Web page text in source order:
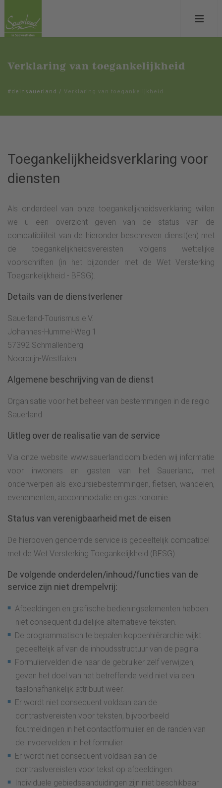
Verklaring van toegankelijkheid
#deinsauerland / Verklaring van toegankelijkheid
Toegankelijkheidsverklaring voor
diensten
Als onderdeel van onze toegankelijkheidsverklaring willen
we u een overzicht geven van de status van de
compatibiliteit van de hieronder beschreven dienst(en) met
de toegankelijkheidsvereisten volgens wettelijke
voorschriften (in het bijzonder met de Wet Versterking
Toegankelijkheid - BFSG).
Details van de dienstverlener
Sauerland-Tourismus e.V.
Johannes-Hummel-Weg 1
57392 Schmallenberg
Noordrijn-Westfalen
Algemene beschrijving van de dienst
Organisatie voor het beheer van bestemmingen in de regio
Sauerland
Uitleg over de realisatie van de service
Via onze website www.sauerland.com bieden wij informatie
voor inwoners en gasten van het Sauerland, met
onderwerpen als excursiebestemmingen, fietsen, wandelen,
evenementen, accommodatie en gastronomie.
Status van verenigbaarheid met de eisen
De hierboven genoemde service is gedeeltelijk compatibel
met de Wet Versterking Toegankelijkheid (BFSG).
De volgende onderdelen/inhoud/functies van de
service zijn niet drempelvrij:
Afbeeldingen en grafische bedieningselementen hebben
niet consequent duidelijke alternatieve teksten.
De programmatisch te bepalen koppenhiërarchie wijkt
gedeeltelijk af van de inhoudsstructuur van de pagina.
Formuliervelden die naar de gebruiker zelf verwijzen,
geven het doel van het betreffende veld niet via een
taalonafhankelijk attribuut weer.
Er wordt niet consequent voldaan aan de
contrastvereisten voor teksten, bijvoorbeeld
foutmeldingen in het contactformulier en de randen van
de invoervelden in het formulier.
Er wordt niet consequent voldaan aan de
contrastvereisten voor tekst op afbeeldingen.
Individuele gebiedsaanduidingen zijn niet beschikbaar.